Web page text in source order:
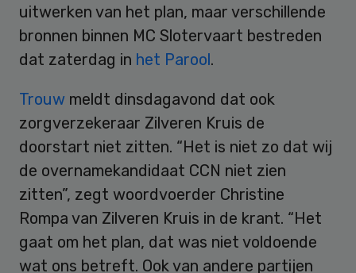
uitwerken van het plan, maar verschillende
bronnen binnen MC Slotervaart bestreden
dat zaterdag in het Parool.
Trouw meldt dinsdagavond dat ook
zorgverzekeraar Zilveren Kruis de
doorstart niet zitten. “Het is niet zo dat wij
de overnamekandidaat CCN niet zien
zitten”, zegt woordvoerder Christine
Rompa van Zilveren Kruis in de krant. “Het
gaat om het plan, dat was niet voldoende
wat ons betreft. Ook van andere partijen